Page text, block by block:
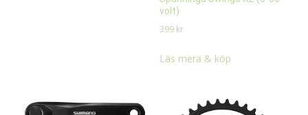
volt)
399 kr
Läs mera & köp